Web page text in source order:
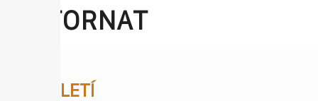
RETORNAT
BUTLLETÍ